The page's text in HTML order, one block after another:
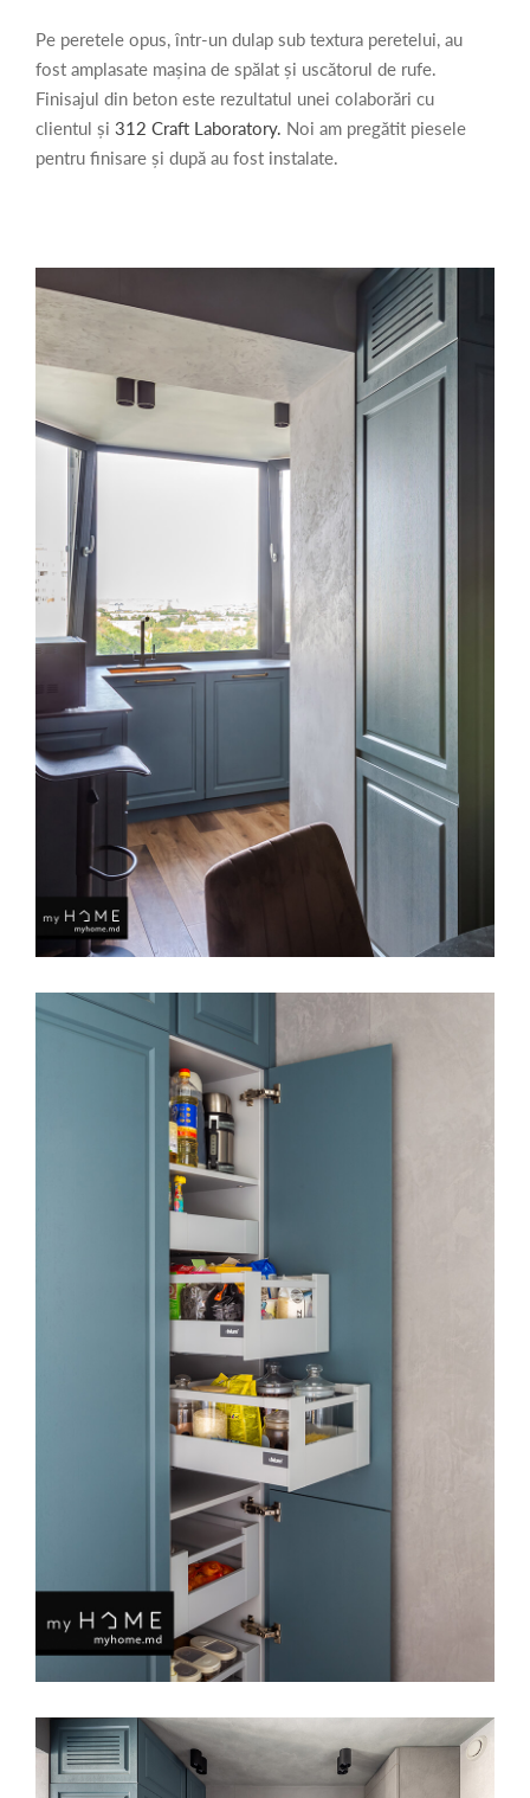
Pe peretele opus, într-un dulap sub textura peretelui, au
fost amplasate mașina de spălat și uscătorul de rufe.
Finisajul din beton este rezultatul unei colaborări cu
clientul și 312 Craft Laboratory. Noi am pregătit piesele
pentru finisare și după au fost instalate.